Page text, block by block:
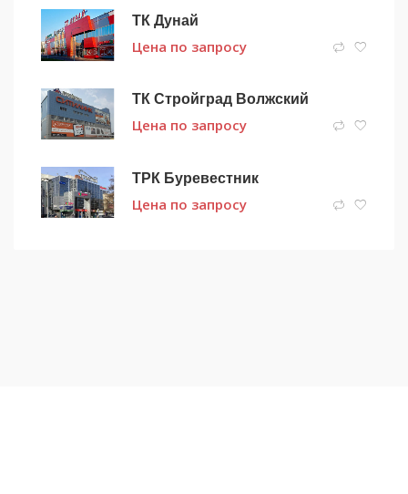
ТК Дунай
Цена по запросу
ТК Стройград Волжский
Цена по запросу
ТРК Буревестник
Цена по запросу